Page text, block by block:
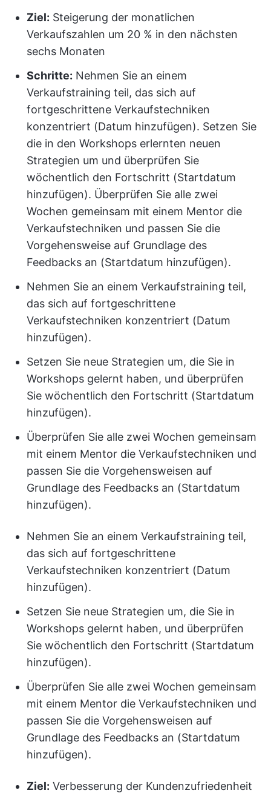
Ziel: Steigerung der monatlichen
Verkaufszahlen um 20 % in den nächsten
sechs Monaten
Schritte: Nehmen Sie an einem
Verkaufstraining teil, das sich auf
fortgeschrittene Verkaufstechniken
konzentriert (Datum hinzufügen). Setzen Sie
die in den Workshops erlernten neuen
Strategien um und überprüfen Sie
wöchentlich den Fortschritt (Startdatum
hinzufügen). Überprüfen Sie alle zwei
Wochen gemeinsam mit einem Mentor die
Verkaufstechniken und passen Sie die
Vorgehensweise auf Grundlage des
Feedbacks an (Startdatum hinzufügen).
Nehmen Sie an einem Verkaufstraining teil,
das sich auf fortgeschrittene
Verkaufstechniken konzentriert (Datum
hinzufügen).
Setzen Sie neue Strategien um, die Sie in
Workshops gelernt haben, und überprüfen
Sie wöchentlich den Fortschritt (Startdatum
hinzufügen).
Überprüfen Sie alle zwei Wochen gemeinsam
mit einem Mentor die Verkaufstechniken und
passen Sie die Vorgehensweisen auf
Grundlage des Feedbacks an (Startdatum
hinzufügen).
Nehmen Sie an einem Verkaufstraining teil,
das sich auf fortgeschrittene
Verkaufstechniken konzentriert (Datum
hinzufügen).
Setzen Sie neue Strategien um, die Sie in
Workshops gelernt haben, und überprüfen
Sie wöchentlich den Fortschritt (Startdatum
hinzufügen).
Überprüfen Sie alle zwei Wochen gemeinsam
mit einem Mentor die Verkaufstechniken und
passen Sie die Vorgehensweisen auf
Grundlage des Feedbacks an (Startdatum
hinzufügen).
Ziel: Verbesserung der Kundenzufriedenheit